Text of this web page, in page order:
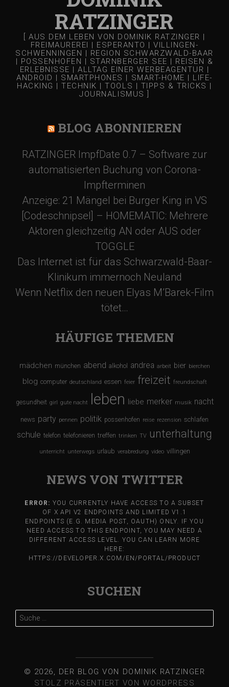
RATZINGER
[ AUS DEM LEBEN VON DOMINIK RATZINGER |
FREIMAUREREI | ESPERANTO | VILLINGEN-
SCHWENNINGEN | REGION SCHWARZWALD-BAAR
| POSSENHOFEN | STARNBERGER SEE | REISEN &
ERLEBNISSE | ALLTAG EINER WERBEAGENTUR |
ANDROID | SMARTPHONES | SMART-HOME | LIFE-
HACKING | TECHNIK | TOOLS | TIPPS & TRICKS |
JOURNALISMUS ]
BLOG ABONNIEREN
RATZINGER ImpfDate 0.7 – Software zur
automatisierten Buchung von Corona-
Impfterminen
Anzeige: 21 Mängel bei Burger King in VS
[Codeschnipsel] – HOMEMATIC: Mehrere
Aktoren gleichzeitig AN oder AUS oder
TOGGLE
Das Internet ist für das Schwarzwald-Baar-
Klinikum immernoch Neuland
Wenn Netflix den neuen Elyas M’Barek-Film
tötet…
HÄUFIGE THEMEN
mädchen münchen abend alkohol andrea arbeit bier bierchen
blog computer deutschland essen feier freizeit freundschaft
gesundheit girl gute nacht leben liebe merker musik nacht
news party pennen politik possenhofen reise rezension schlafen
schule telefon telefonieren treffen trinken TV unterhaltung
unterricht unterwegs urlaub verabredung video villingen
NEWS VON TWITTER
ERROR: YOU CURRENTLY HAVE ACCESS TO A SUBSET
OF X API V2 ENDPOINTS AND LIMITED V1.1
ENDPOINTS (E.G. MEDIA POST, OAUTH) ONLY. IF YOU
NEED ACCESS TO THIS ENDPOINT, YOU MAY NEED A
DIFFERENT ACCESS LEVEL. YOU CAN LEARN MORE
HERE:
HTTPS://DEVELOPER.X.COM/EN/PORTAL/PRODUCT
SUCHEN
© 2026, DER BLOG VON DOMINIK RATZINGER
STOLZ PRÄSENTIERT VON WORDPRESS